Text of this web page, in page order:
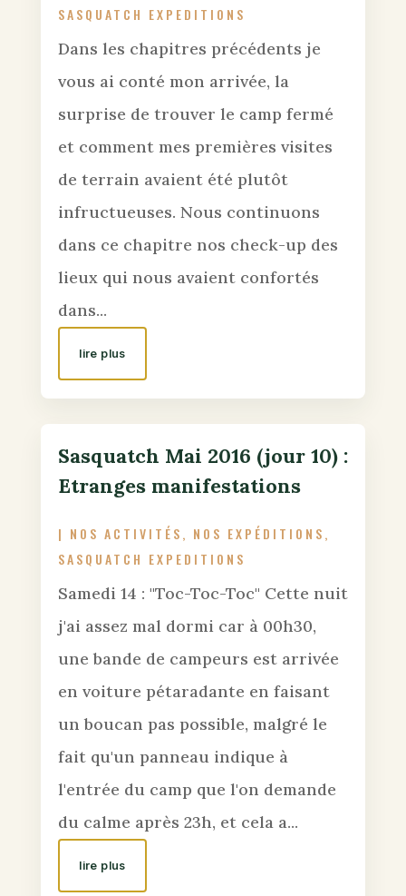
SASQUATCH EXPEDITIONS
Dans les chapitres précédents je
vous ai conté mon arrivée, la
surprise de trouver le camp fermé
et comment mes premières visites
de terrain avaient été plutôt
infructueuses. Nous continuons
dans ce chapitre nos check-up des
lieux qui nous avaient confortés
dans...
lire plus
Sasquatch Mai 2016 (jour 10) :
Etranges manifestations
| NOS ACTIVITÉS, NOS EXPÉDITIONS,
SASQUATCH EXPEDITIONS
Samedi 14 : "Toc-Toc-Toc" Cette nuit
j'ai assez mal dormi car à 00h30,
une bande de campeurs est arrivée
en voiture pétaradante en faisant
un boucan pas possible, malgré le
fait qu'un panneau indique à
l'entrée du camp que l'on demande
du calme après 23h, et cela a...
lire plus